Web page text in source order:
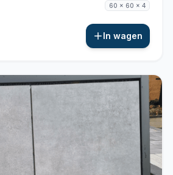
60 x 60 x 4
In wagen